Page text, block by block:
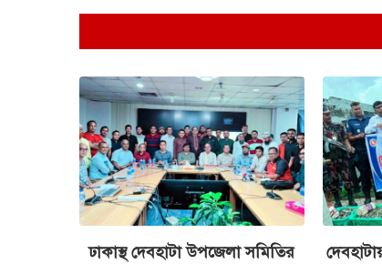
ঢাকাস্থ দেবহাটা উপজেলা সমিতির